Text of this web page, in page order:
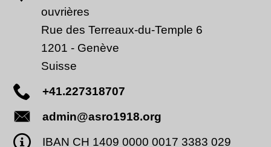
ouvrières
Rue des Terreaux-du-Temple 6
1201 - Genève
Suisse
+41.227318707
admin@asro1918.org
IBAN CH 1409 0000 0017 3383 029